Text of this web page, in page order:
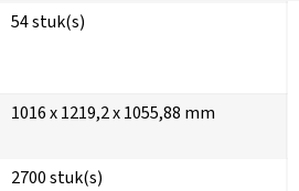
54 stuk(s)
1016 x 1219,2 x 1055,88 mm
2700 stuk(s)